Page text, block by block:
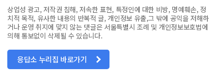
상업성 광고, 저작권 침해, 저속한 표현, 특정인에 대한 비방, 명예훼손, 정
치적 목적, 유사한 내용의 반복적 글, 개인정보 유출,그 밖에 공익을 저해하
거나 운영 취지에 맞지 않는 댓글은 서울특별시 조례 및 개인정보보호법에
의해 통보없이 삭제될 수 있습니다.
응답소 누리집 바로가기